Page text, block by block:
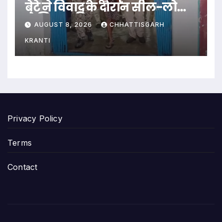
बेटे ने विवाद के दौरान सील-लोढ़ा
से सिर पर किया वार…
AUGUST 8, 2026 CHHATTISGARH
KRANTI
Privacy Policy
Terms
Contact